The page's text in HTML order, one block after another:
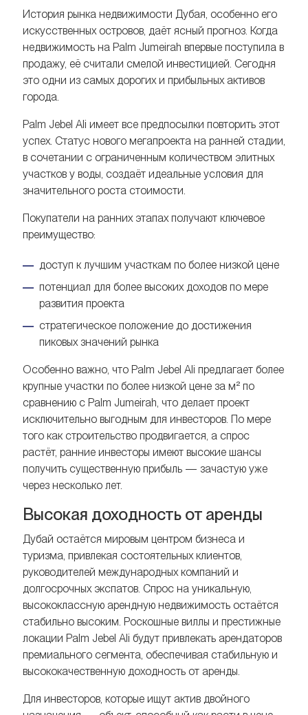
История рынка недвижимости Дубая, особенно его
искусственных островов, даёт ясный прогноз. Когда
недвижимость на Palm Jumeirah впервые поступила в
продажу, её считали смелой инвестицией. Сегодня
это одни из самых дорогих и прибыльных активов
города.
Palm Jebel Ali имеет все предпосылки повторить этот
успех. Статус нового мегапроекта на ранней стадии,
в сочетании с ограниченным количеством элитных
участков у воды, создаёт идеальные условия для
значительного роста стоимости.
Покупатели на ранних этапах получают ключевое
преимущество:
доступ к лучшим участкам по более низкой цене
потенциал для более высоких доходов по мере
развития проекта
стратегическое положение до достижения
пиковых значений рынка
Особенно важно, что Palm Jebel Ali предлагает более
крупные участки по более низкой цене за м² по
сравнению с Palm Jumeirah, что делает проект
исключительно выгодным для инвесторов. По мере
того как строительство продвигается, а спрос
растёт, ранние инвесторы имеют высокие шансы
получить существенную прибыль — зачастую уже
через несколько лет.
Высокая доходность от аренды
Дубай остаётся мировым центром бизнеса и
туризма, привлекая состоятельных клиентов,
руководителей международных компаний и
долгосрочных экспатов. Спрос на уникальную,
высококлассную арендную недвижимость остаётся
стабильно высоким. Роскошные виллы и престижные
локации Palm Jebel Ali будут привлекать арендаторов
премиального сегмента, обеспечивая стабильную и
высококачественную доходность от аренды.
Для инвесторов, которые ищут актив двойного